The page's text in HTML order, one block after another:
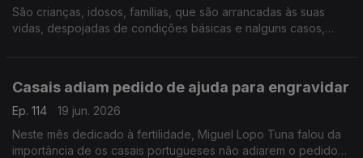
São crianças, idosos, famílias, que são arrancadas às suas
vidas, despojadas de condições básicas e nalguns casos,
Casais adiam pedido de ajuda para engravidar
Ep. 114
19 jun. 2026
Neste mês dedicado à fertilidade, Miguel Lopo Tuna falou da
importância de os casais portugueses não adiarem o pedido